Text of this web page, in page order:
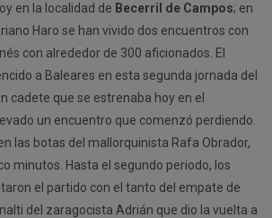
en la localidad de Becerril de Campos; en
Haro se han vivido dos encuentros con
con alrededor de 300 aficionados. El
a Baleares en esta segunda jornada del
cadete que se estrenaba hoy en el
un encuentro que comenzó perdiendo.
las botas del mallorquinista Rafa Obrador,
minutos. Hasta el segundo periodo, los
el partido con el tanto del empate de
del zaragocista Adrián que dio la vuelta a